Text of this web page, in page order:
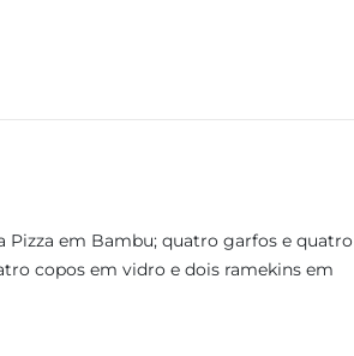
Pizza em Bambu; quatro garfos e quatro
copos em vidro e dois ramekins em